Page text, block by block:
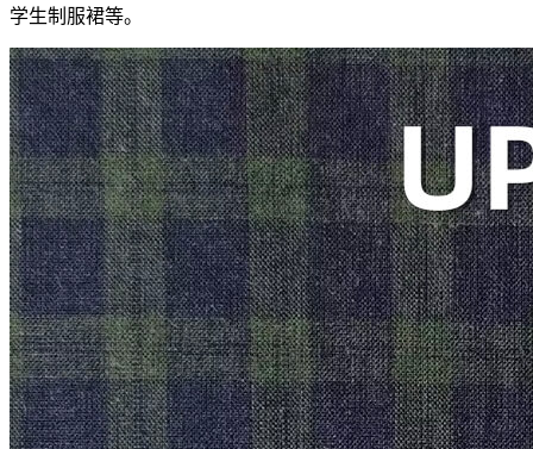
学生制服裙等。